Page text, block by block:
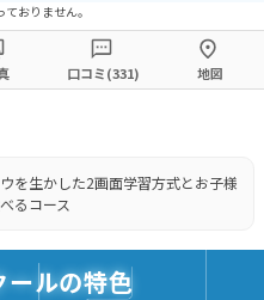
おりません。
口コミ(331) 地図
を生かした2画面学習方式とお子様
るコース
ールの特色